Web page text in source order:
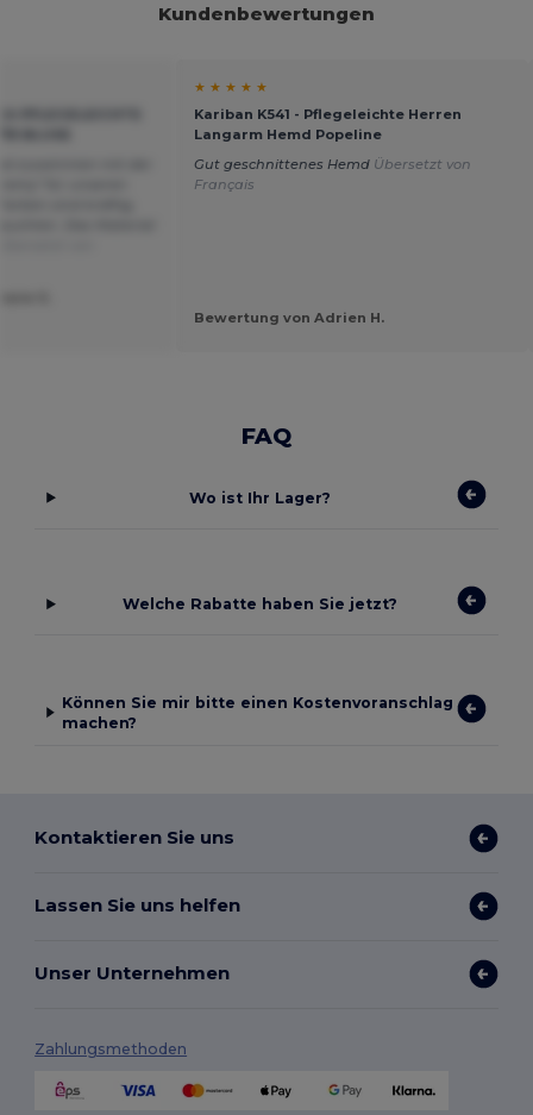
Kundenbewertungen
★ ★ ★ ★ ★
Kariban K541 - Pflegeleichte Herren
Langarm Hemd Popeline
Gut geschnittenes Hemd Übersetzt von
Français
Bewertung von Adrien H.
FAQ
Wo ist Ihr Lager?
Welche Rabatte haben Sie jetzt?
Können Sie mir bitte einen Kostenvoranschlag
machen?
Kontaktieren Sie uns
Lassen Sie uns helfen
Unser Unternehmen
Zahlungsmethoden